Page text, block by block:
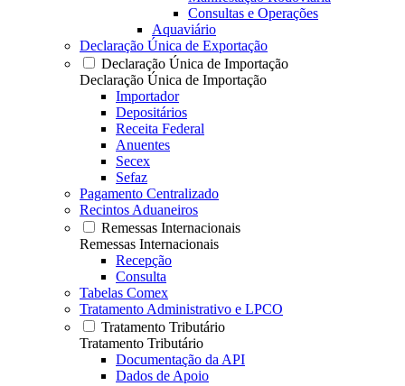
Consultas e Operações
Aquaviário
Declaração Única de Exportação
Declaração Única de Importação
Declaração Única de Importação
Importador
Depositários
Receita Federal
Anuentes
Secex
Sefaz
Pagamento Centralizado
Recintos Aduaneiros
Remessas Internacionais
Remessas Internacionais
Recepção
Consulta
Tabelas Comex
Tratamento Administrativo e LPCO
Tratamento Tributário
Tratamento Tributário
Documentação da API
Dados de Apoio